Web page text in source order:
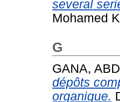
several
Mohamed
G
GANA,
dépôts
organique.